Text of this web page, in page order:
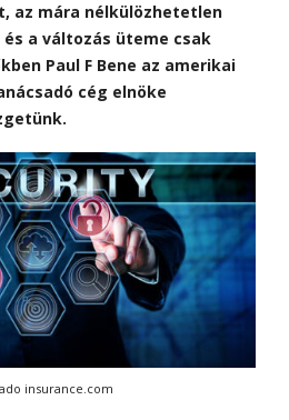
az mára nélkülözhetetlen
a változás üteme csak
Paul F Bene az amerikai
cég elnöke
insurance.com